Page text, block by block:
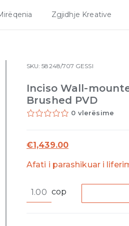
Zgjidhje Kreative
SKU:58248/707 GESSI
Inciso Wall-
Brushed PVD
0 vlerësime
€1,439.00
Afati i parashikuar i
Wall- cop